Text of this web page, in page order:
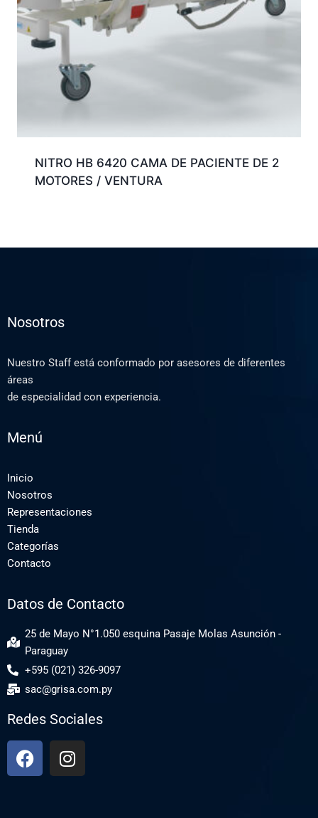
NITRO HB 6420 CAMA DE PACIENTE DE 2
MOTORES / VENTURA
Nosotros
Nuestro Staff está conformado por asesores de diferentes
áreas
de especialidad con experiencia.
Menú
Inicio
Nosotros
Representaciones
Tienda
Categorías
Contacto
Datos de Contacto
25 de Mayo N°1.050 esquina Pasaje Molas Asunción -
Paraguay
+595 (021) 326-9097
sac@grisa.com.py
Redes Sociales